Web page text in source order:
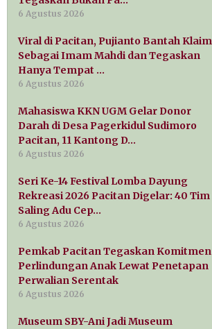
6 Agustus 2026
Viral di Pacitan, Pujianto Bantah Klaim
Sebagai Imam Mahdi dan Tegaskan
Hanya Tempat …
6 Agustus 2026
Mahasiswa KKN UGM Gelar Donor
Darah di Desa Pagerkidul Sudimoro
Pacitan, 11 Kantong D…
6 Agustus 2026
Seri Ke-14 Festival Lomba Dayung
Rekreasi 2026 Pacitan Digelar: 40 Tim
Saling Adu Cep…
6 Agustus 2026
Pemkab Pacitan Tegaskan Komitmen
Perlindungan Anak Lewat Penetapan
Perwalian Serentak
6 Agustus 2026
Museum SBY-Ani Jadi Museum